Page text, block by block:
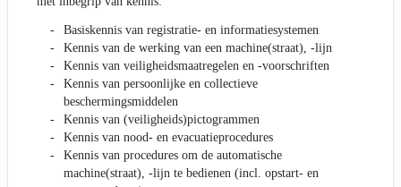
Basiskennis van registratie- en informatiesystemen
Kennis van de werking van een machine(straat), -lijn
Kennis van veiligheidsmaatregelen en -voorschriften
Kennis van persoonlijke en collectieve
beschermingsmiddelen
Kennis van (veiligheids)pictogrammen
Kennis van nood- en evacuatieprocedures
Kennis van procedures om de automatische
machine(straat), -lijn te bedienen (incl. opstart- en